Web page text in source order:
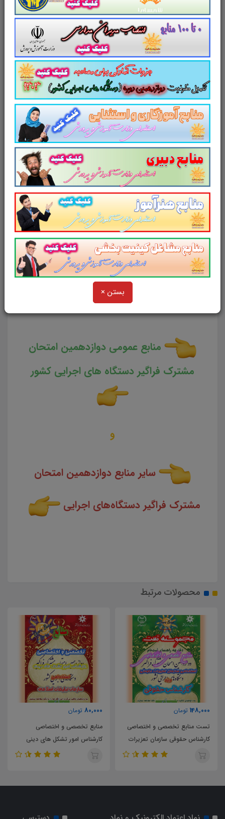
بستن ×
مطابق با سرفصل های دوازدهمین
امتحان مشترک فراگیر دستگاه های
اجرایی کشور
سایت علمی، آموزشی و فرهنگی پرتو یادگیری
مجموعه منابع آمادگی برای آزمونهای استخدامی را
برای داوطلبین این آزمون به شرح ذیل اعلام می
دارد.
لینک دانلود
جزوه خلاصهمیکروبیولوژی آب و
آزمایشگاه
تست منابع عمومی دوازدهمین
امتحان مشترک فراگیر دستگاه های اجرایی
کشور
منابع عمومی دوازدهمین امتحان
مشترک فراگیر دستگاه های اجرایی کشور
و
سایر منابع دوازدهمین امتحان
مشترک فراگیر دستگاه‌های اجرایی
محصولات مرتبط
148,000 تومان
تست منابع تخصصی و اختصاصی
کارشناس حقوقی سازمان تعزیرات
حکومتی
80,000 تومان
منابع تخصصی و اختصاصی
کارشناس امور تشکل های دینی
سازمان تبلیغات اسلامی